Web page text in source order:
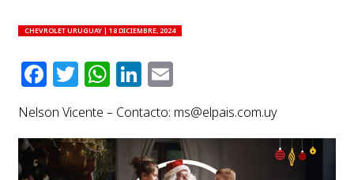
CHEVROLET URUGUAY | 18 DICIEMBRE, 2024
Facebook
Twitter
WhatsApp
LinkedIn
Email
Nelson Vicente – Contacto: ms@elpais.com.uy